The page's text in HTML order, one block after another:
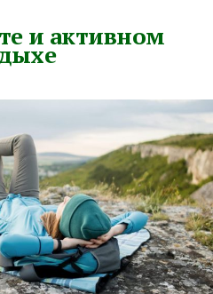
и активном